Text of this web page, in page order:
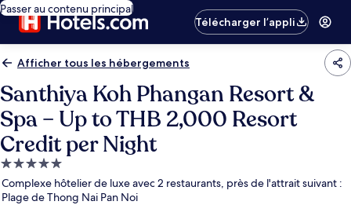
Passer au contenu principal
Télécharger l’appli
Afficher tous les hébergements
Santhiya Koh Phangan Resort &
Spa – Up to THB 2,000 Resort
Credit per Night
Hébergement
5.0 étoiles
Complexe hôtelier de luxe avec 2 restaurants, près de l'attrait suivant :
Plage de Thong Nai Pan Noi